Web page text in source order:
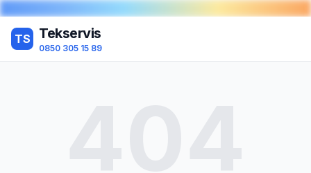
TS Tekservis
0850 305 15 89